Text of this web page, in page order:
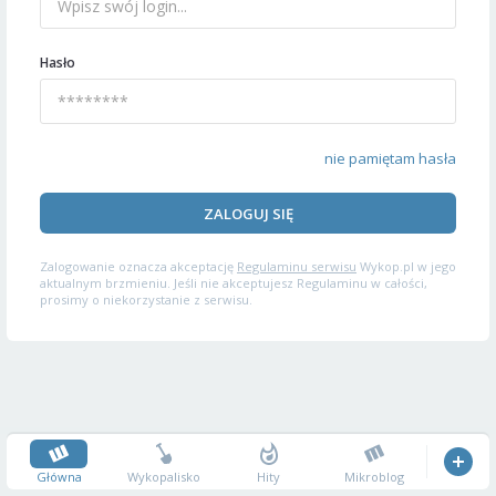
Hasło
nie pamiętam hasła
ZALOGUJ SIĘ
Zalogowanie oznacza akceptację Regulaminu serwisu Wykop.pl w jego
aktualnym brzmieniu. Jeśli nie akceptujesz Regulaminu w całości,
prosimy o niekorzystanie z serwisu.
Główna Wykopalisko Hity Mikroblog